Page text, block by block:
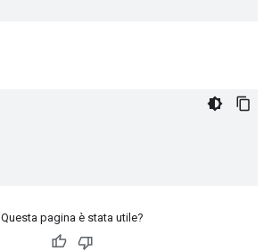
Questa pagina è stata utile?